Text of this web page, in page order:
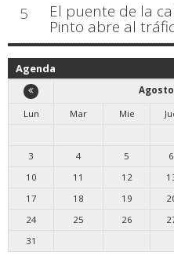
5
El puente de la
Pinto abre al
Agenda
Agosto
Lun
Mar Mie
3
4 5 6
10
11 12
17
18 19
24
25 26
31